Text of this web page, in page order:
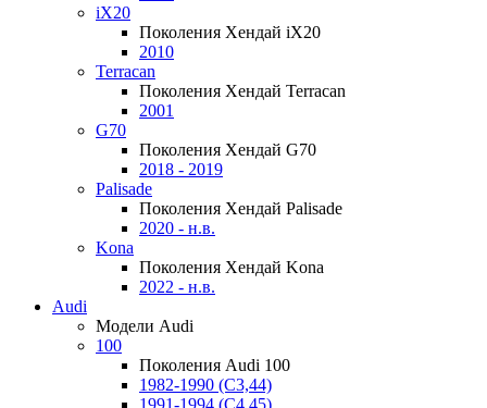
iX20
Поколения Хендай iX20
2010
Terracan
Поколения Хендай Terracan
2001
G70
Поколения Хендай G70
2018 - 2019
Palisade
Поколения Хендай Palisade
2020 - н.в.
Kona
Поколения Хендай Kona
2022 - н.в.
Audi
Модели Audi
100
Поколения Audi 100
1982-1990 (С3,44)
1991-1994 (С4,45)